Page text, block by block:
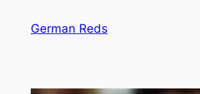
InhaltGerman Reds